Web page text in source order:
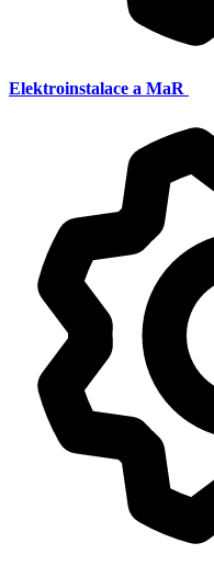
Elektroinstalace a MaR